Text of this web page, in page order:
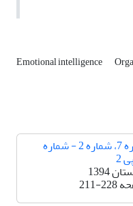
Emotional intelligence
دوره 7، شماره 2 - شماره
2
1394
211-228